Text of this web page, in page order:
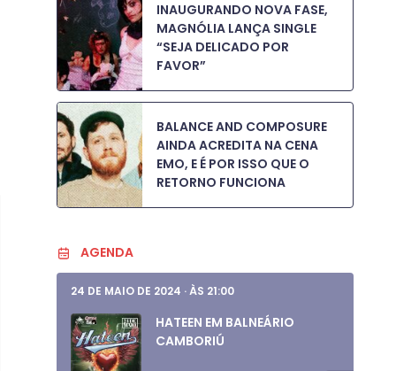
INAUGURANDO NOVA FASE,
MAGNÓLIA LANÇA SINGLE
“SEJA DELICADO POR
FAVOR”
BALANCE AND COMPOSURE
AINDA ACREDITA NA CENA
EMO, E É POR ISSO QUE O
RETORNO FUNCIONA
AGENDA
24 DE MAIO DE 2024 ·ÀS 21:00
HATEEN EM BALNEÁRIO
CAMBORIÚ